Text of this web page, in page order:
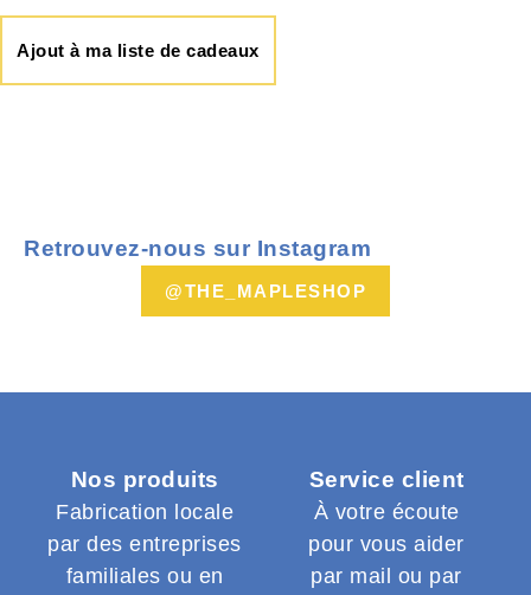
Ajout à ma liste de cadeaux
Retrouvez-nous sur Instagram
@THE_MAPLESHOP
Nos produits
Fabrication locale
par des entreprises
familiales ou en
Service client
À votre écoute
pour vous aider
par mail ou par